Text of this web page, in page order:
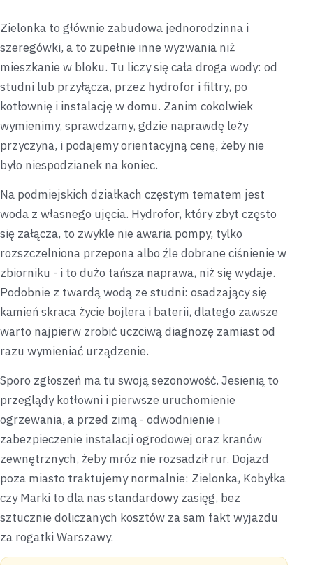
Zielonka to głównie zabudowa jednorodzinna i
szeregówki, a to zupełnie inne wyzwania niż
mieszkanie w bloku. Tu liczy się cała droga wody: od
studni lub przyłącza, przez hydrofor i filtry, po
kotłownię i instalację w domu. Zanim cokolwiek
wymienimy, sprawdzamy, gdzie naprawdę leży
przyczyna, i podajemy orientacyjną cenę, żeby nie
było niespodzianek na koniec.
Na podmiejskich działkach częstym tematem jest
woda z własnego ujęcia. Hydrofor, który zbyt często
się załącza, to zwykle nie awaria pompy, tylko
rozszczelniona przepona albo źle dobrane ciśnienie w
zbiorniku - i to dużo tańsza naprawa, niż się wydaje.
Podobnie z twardą wodą ze studni: osadzający się
kamień skraca życie bojlera i baterii, dlatego zawsze
warto najpierw zrobić uczciwą diagnozę zamiast od
razu wymieniać urządzenie.
Sporo zgłoszeń ma tu swoją sezonowość. Jesienią to
przeglądy kotłowni i pierwsze uruchomienie
ogrzewania, a przed zimą - odwodnienie i
zabezpieczenie instalacji ogrodowej oraz kranów
zewnętrznych, żeby mróz nie rozsadził rur. Dojazd
poza miasto traktujemy normalnie: Zielonka, Kobyłka
czy Marki to dla nas standardowy zasięg, bez
sztucznie doliczanych kosztów za sam fakt wyjazdu
za rogatki Warszawy.